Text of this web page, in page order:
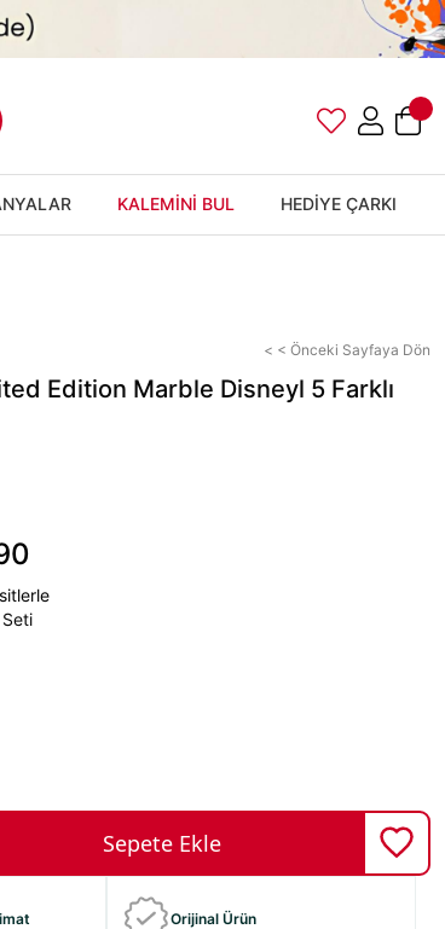
KALEMİNİ BUL HEDİYE ÇARKI
< < Önceki Sayfaya Dön
Edition Marble Disneyl 5 Farklı
Orijinal Ürün